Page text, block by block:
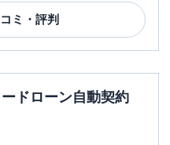
ミ・評判
ドローン自動契約